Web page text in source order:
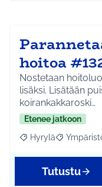
hoitoa
Nostetaan
lisäksi. Lisätään
koirankakkaroski…
Etenee jatkoon
Rajaa tulokset
Hyrylä Rajaa
Tutustu